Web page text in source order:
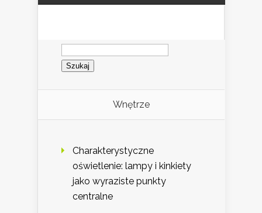
Szukaj:
Wnętrze
Charakterystyczne
oświetlenie: lampy i kinkiety
jako wyraziste punkty
centralne